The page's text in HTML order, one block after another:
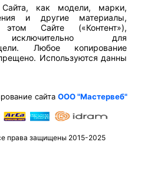
как модели, марки,
и другие материалы,
Сайте («Контент»),
исключительно для
Любое копирование
Используются данны
сайтаООО "Мастервеб"
права защищены 2015-2025